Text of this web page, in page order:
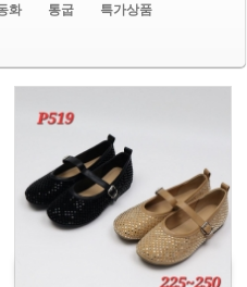
화 통굽
특가상품